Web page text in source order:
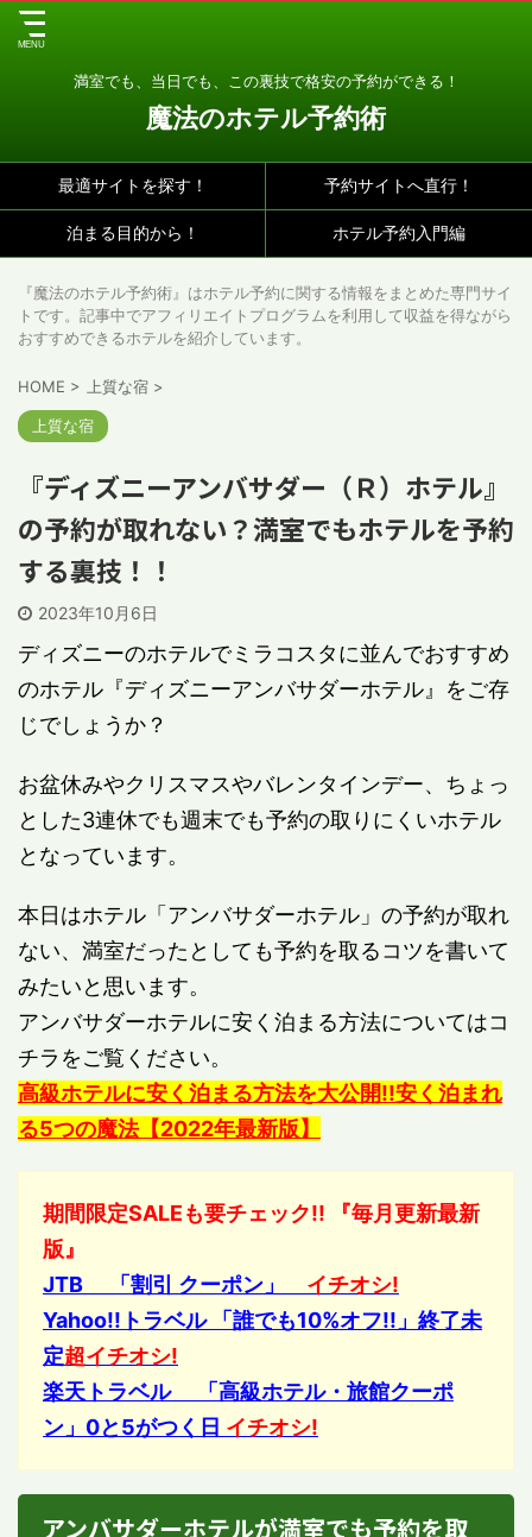
満室でも、当日でも、この裏技で格安の予約ができる！
魔法のホテル予約術
最適サイトを探す！ 予約サイトへ直行！
泊まる目的から！ ホテル予約入門編
『魔法のホテル予約術』はホテル予約に関する情報をまとめた専門サイ
トです。記事中でアフィリエイトプログラムを利用して収益を得ながら
おすすめできるホテルを紹介しています。
HOME > 上質な宿 >
上質な宿
『ディズニーアンバサダー（Ｒ）ホテル』
の予約が取れない？満室でもホテルを予約
する裏技！！
2023年10月6日
ディズニーのホテルでミラコスタに並んでおすすめ
のホテル『ディズニーアンバサダーホテル』をご存
じでしょうか？
お盆休みやクリスマスやバレンタインデー、ちょっ
とした3連休でも週末でも予約の取りにくいホテル
となっています。
本日はホテル「アンバサダーホテル」の予約が取れ
ない、満室だったとしても予約を取るコツを書いて
みたいと思います。
アンバサダーホテルに安く泊まる方法についてはコ
チラをご覧ください。
高級ホテルに安く泊まる方法を大公開!!安く泊まれ
る5つの魔法【2022年最新版】
期間限定SALEも要チェック!! 『毎月更新最新
版』
JTB 「割引 クーポン」 イチオシ!
Yahoo!!トラベル 「誰でも10%オフ!!」終了未
定超イチオシ!
楽天トラベル 「高級ホテル・旅館クーポ
ン」0と5がつく日 イチオシ!
アンバサダーホテルが満室でも予約を取